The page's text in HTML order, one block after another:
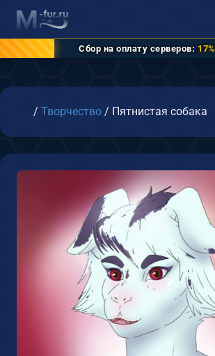
Сбор на оплату серверов: 17%
Главная
/ Творчество / Пятнистая собака